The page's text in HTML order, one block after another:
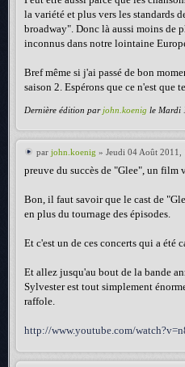
la variété et plus vers les standards
broadway". Donc là aussi moins de
inconnus dans notre lointaine
Bref même si j'ai passé de bon
saison 2. Espérons que ce n'est que
Dernière édition par john.koenig le Mardi
par john.koenig » Jeudi 04 Août 2011,
preuve du succès de "Glee", un film
Bon, il faut savoir que le cast de
en plus du tournage des épisodes.
Et c'est un de ces concerts qui a été
Et allez jusqu'au bout de la bande
Sylvester est tout simplement
raffole.
http://www.youtube.com/